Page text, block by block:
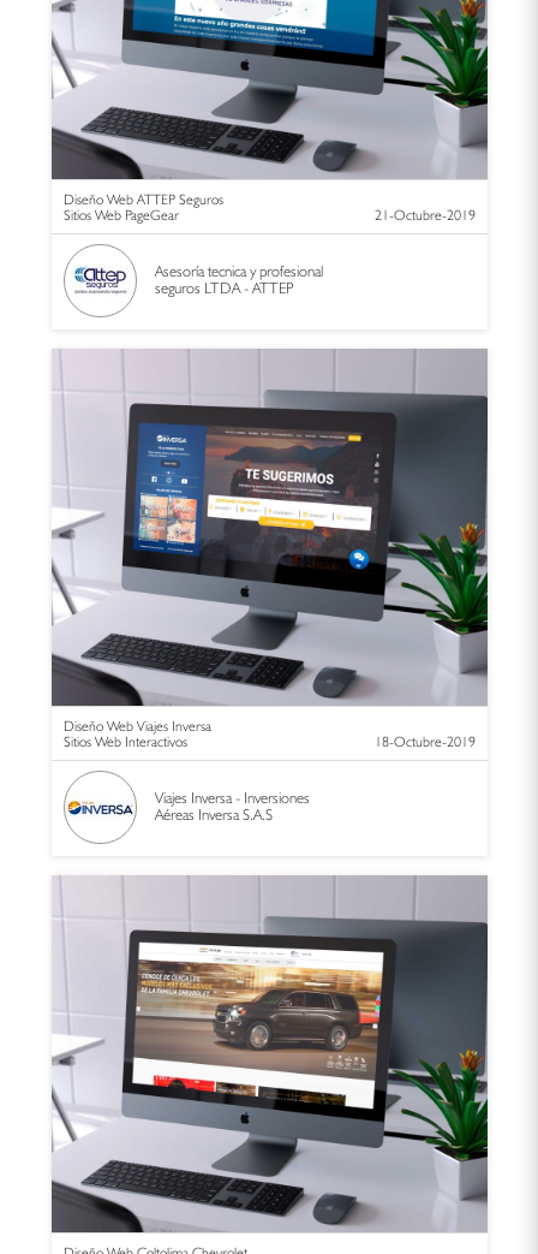
Diseño Web ATTEP Seguros
Sitios Web PageGear
21-Octubre-2019
Asesoría tecnica y profesional
seguros LTDA - ATTEP
Diseño Web Viajes Inversa
Sitios Web Interactivos
18-Octubre-2019
Viajes Inversa - Inversiones
Aéreas Inversa S.A.S